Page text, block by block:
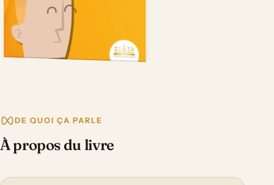
DE QUOI ÇA PARLE
À propos du livre